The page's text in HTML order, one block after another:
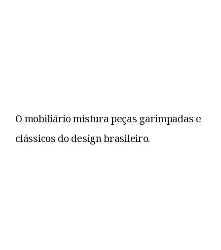
O mobiliário mistura peças garimpadas e
clássicos do design brasileiro.